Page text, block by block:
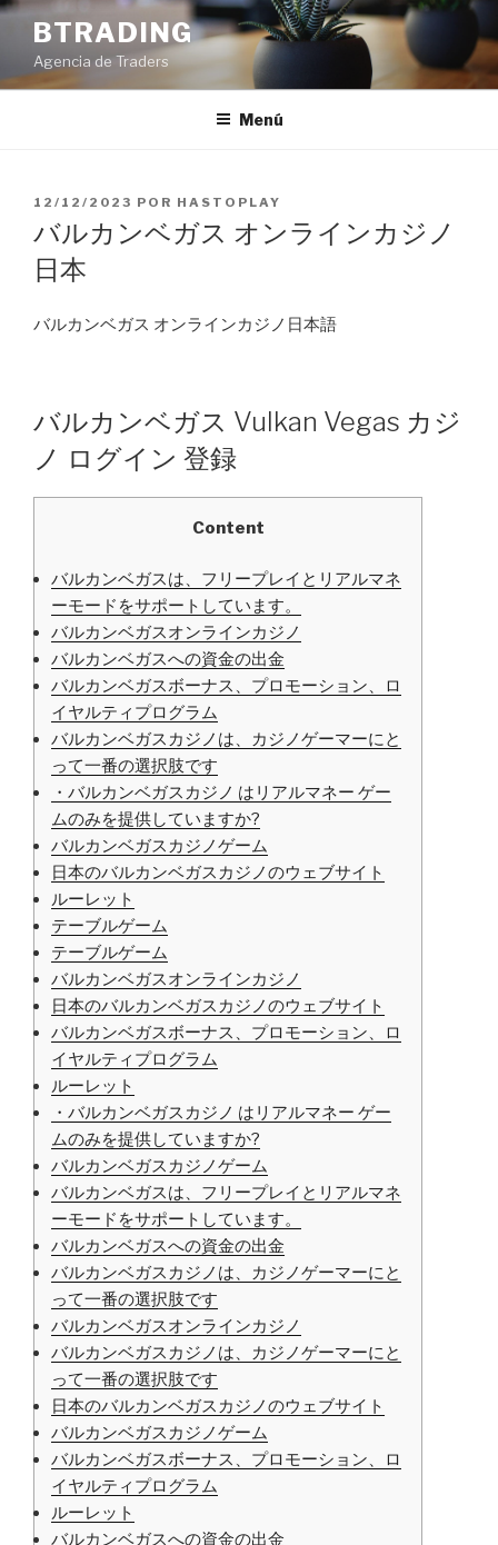
Saltar
contenido
BTRADING
Agencia de Traders
Menú
PUBLICADO
12/12/2023 POR HASTOPLAY
バルカンベガス オンラインカジノ
日本
バルカンベガス オンラインカジノ日本語
バルカンベガス Vulkan Vegas カジ
ノ ログイン 登録
Content
バルカンベガスは、フリープレイとリアルマネ
ーモードをサポートしています。
バルカンベガスオンラインカジノ
バルカンベガスへの資金の出金
バルカンベガスボ​​ーナス、プロモーション、ロ
イヤルティプログラム
バルカンベガスカジノは、カジノゲーマーにと
って一番の選択肢です
・バルカンベガスカジノ はリアルマネー ゲー
ムのみを提供していますか?
バルカンベガスカジノゲーム
日本のバルカンベガスカジノのウェブサイト
ルーレット
テーブルゲーム
テーブルゲーム
バルカンベガスオンラインカジノ
日本のバルカンベガスカジノのウェブサイト
バルカンベガスボ​​ーナス、プロモーション、ロ
イヤルティプログラム
ルーレット
・バルカンベガスカジノ はリアルマネー ゲー
ムのみを提供していますか?
バルカンベガスカジノゲーム
バルカンベガスは、フリープレイとリアルマネ
ーモードをサポートしています。
バルカンベガスへの資金の出金
バルカンベガスカジノは、カジノゲーマーにと
って一番の選択肢です
バルカンベガスオンラインカジノ
バルカンベガスカジノは、カジノゲーマーにと
って一番の選択肢です
日本のバルカンベガスカジノのウェブサイト
バルカンベガスカジノゲーム
バルカンベガスボ​​ーナス、プロモーション、ロ
イヤルティプログラム
ルーレット
バルカンベガスへの資金の出金